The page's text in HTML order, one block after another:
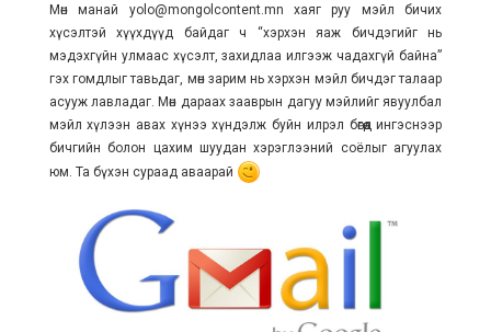
Мөн манай yolo@mongolcontent.mn хаяг руу мэйл бичих
хүсэлтэй хүүхдүүд байдаг ч “хэрхэн яаж бичдэгийг нь
мэдэхгүйн улмаас хүсэлт, захидлаа илгээж чадахгүй байна”
гэх гомдлыг тавьдаг, мөн зарим нь хэрхэн мэйл бичдэг талаар
асууж лавладаг. Мөн дараах зааврын дагуу мэйлийг явуулбал
мэйл хүлээн авах хүнээ хүндэлж буйн илрэл бөгөөд ингэснээр
бичгийн болон цахим шуудан хэрэглээний соёлыг агуулах
юм. Та бүхэн сураад аваарай